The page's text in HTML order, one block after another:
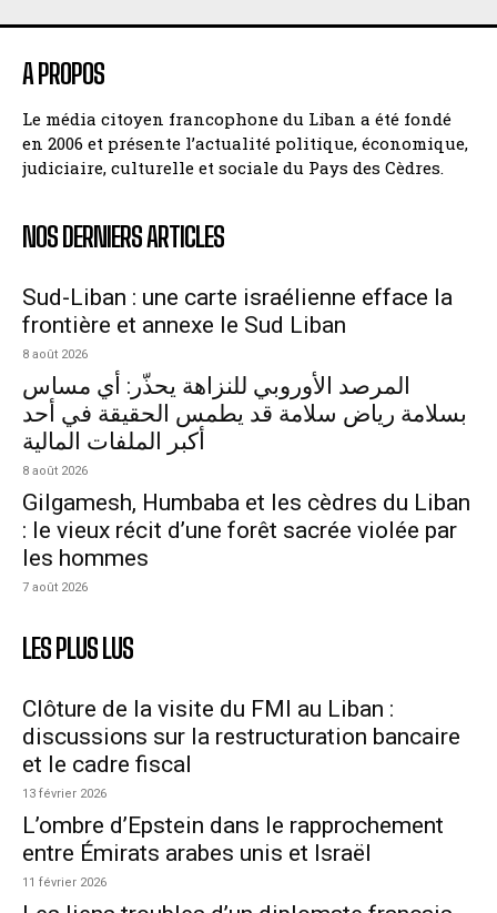
A PROPOS
Le média citoyen francophone du Liban a été fondé
en 2006 et présente l’actualité politique, économique,
judiciaire, culturelle et sociale du Pays des Cèdres.
NOS DERNIERS ARTICLES
Sud-Liban : une carte israélienne efface la
frontière et annexe le Sud Liban
8 août 2026
المرصد الأوروبي للنزاهة يحذّر: أي مساس
بسلامة رياض سلامة قد يطمس الحقيقة في أحد
أكبر الملفات المالية
8 août 2026
Gilgamesh, Humbaba et les cèdres du Liban
: le vieux récit d’une forêt sacrée violée par
les hommes
7 août 2026
LES PLUS LUS
Clôture de la visite du FMI au Liban :
discussions sur la restructuration bancaire
et le cadre fiscal
13 février 2026
L’ombre d’Epstein dans le rapprochement
entre Émirats arabes unis et Israël
11 février 2026